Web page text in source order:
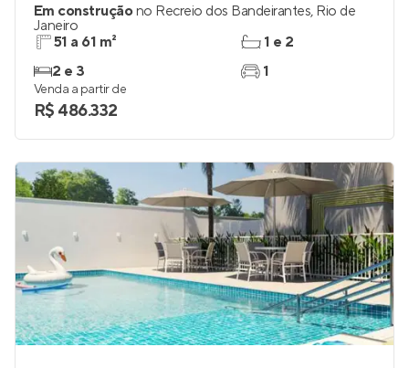
Em construçãono Recreio dos Bandeirantes, Rio de
Janeiro
51 a 61 m²
2 e 3
1 e 2
1
Venda a partir de
R$ 486.332